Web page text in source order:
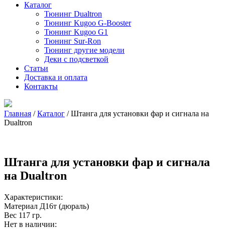
Каталог
Тюнинг Dualtron
Тюнинг Kugoo G-Booster
Тюнинг Kugoo G1
Тюнинг Sur-Ron
Тюнинг другие модели
Деки с подсветкой
Статьи
Доставка и оплата
Контакты
Главная /Каталог /Штанга для установки фар и сигнала на
Dualtron
Штанга для установки фар и сигнала
на Dualtron
Характеристики:
Материал Д16т (дюраль)
Вес 117 гр.
Нет в наличии: